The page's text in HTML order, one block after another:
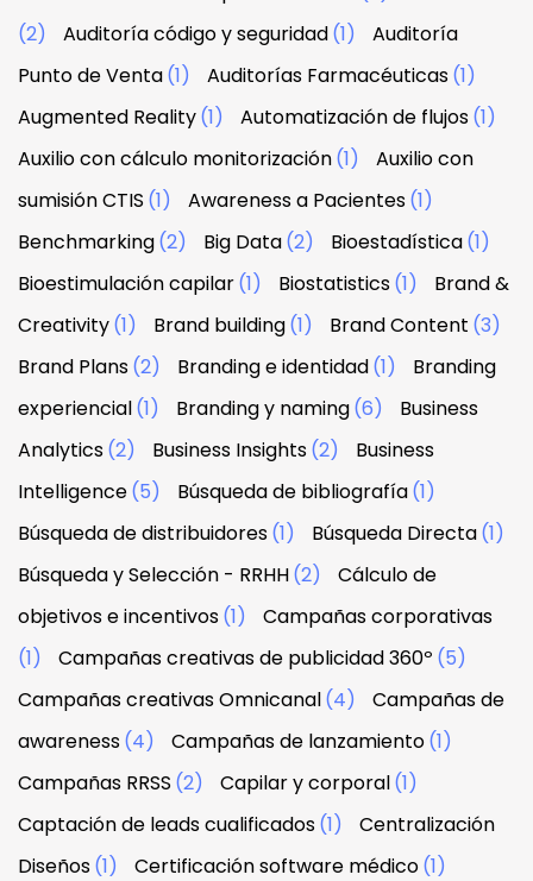
(2)
Auditoría código y seguridad(1)
Auditoría
Punto de Venta(1) Auditorías Farmacéuticas(1)
Augmented Reality(1) Automatización de flujos(1)
Auxilio con cálculo monitorización(1)
Auxilio con
sumisión CTIS (1) Awareness a Pacientes(1)
Benchmarking(2) Big Data(2) Bioestadística(1)
Bioestimulación capilar(1) Biostatistics(1)
Brand &
Creativity(1) Brand building(1) Brand Content (3)
Brand Plans(2) Branding e identidad(1)
Branding
experiencial(1) Branding y naming(6)
Business
Analytics(2) Business Insights(2)
Business
Intelligence(5) Búsqueda de bibliografía(1)
Búsqueda de distribuidores(1) Búsqueda Directa(1)
Búsqueda y Selección - RRHH(2)
Cálculo de
objetivos e incentivos(1)
Campañas corporativas
(1)
Campañas creativas de publicidad 360º (5)
Campañas creativas Omnicanal(4)
Campañas de
awareness(4) Campañas de lanzamiento(1)
Campañas RRSS (2) Capilar y corporal(1)
Captación de leads cualificados(1)
Centralización
Diseños(1) Certificación software médico(1)